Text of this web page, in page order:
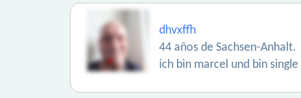
dhvxffh
44 años de Sachsen-Anhalt.
ich bin marcel und bin